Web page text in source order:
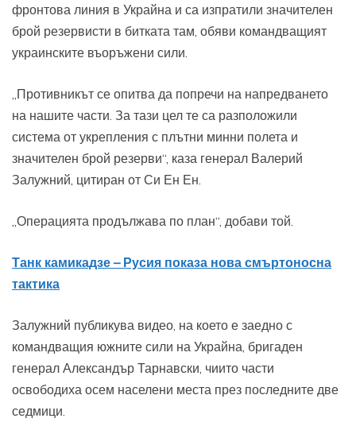
фронтова линия в Украйна и са изпратили значителен
брой резервисти в битката там, обяви командващият
украинските въоръжени сили.
„Противникът се опитва да попречи на напредването
на нашите части. За тази цел те са разположили
система от укрепления с плътни минни полета и
значителен брой резерви“, каза генерал Валерий
Залужний, цитиран от Си Ен Ен.
„Операцията продължава по план“, добави той.
Танк камикадзе – Русия показа нова смъртоносна
тактика
Залужний публикува видео, на което е заедно с
командващия южните сили на Украйна, бригаден
генерал Александър Тарнавски, чиито части
освободиха осем населени места през последните две
седмици.